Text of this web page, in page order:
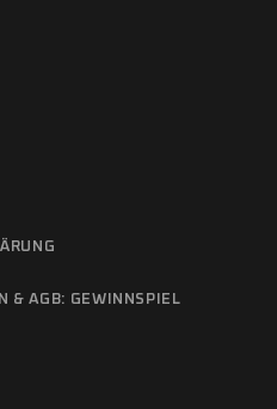
& AGB: GEWINNSPIEL